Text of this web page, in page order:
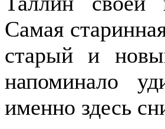
Самая
старый и
напоминало
именно здесь